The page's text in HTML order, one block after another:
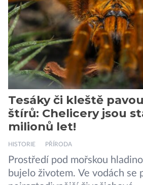
admirálem flotily, jež čítá
Tesáky či kleště
štírů: Chelicery jsou
milionů let!
HISTORIE PŘÍRODA
Prostředí pod mořskou
bujelo životem. Ve vodách se